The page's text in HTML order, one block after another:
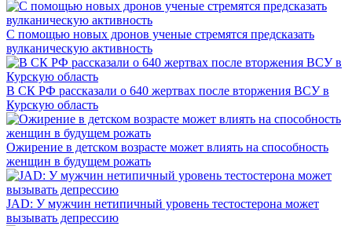
С помощью новых дронов ученые стремятся предсказать
вулканическую активность
В СК РФ рассказали о 640 жертвах после вторжения ВСУ в
Курскую область
Ожирение в детском возрасте может влиять на способность
женщин в будущем рожать
JAD: У мужчин нетипичный уровень тестостерона может
вызывать депрессию